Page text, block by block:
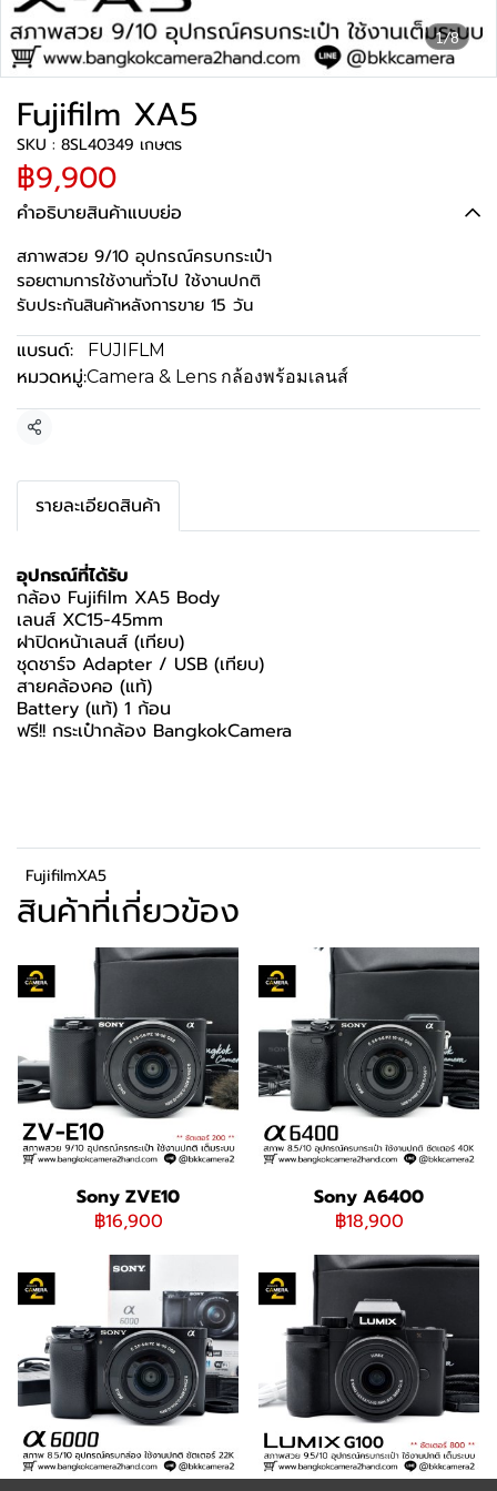
1/8
Fujifilm XA5
SKU : 8SL40349 เกษตร
฿9,900
คำอธิบายสินค้าแบบย่อ
สภาพสวย 9/10 อุปกรณ์ครบกระเป๋า
รอยตามการใช้งานทั่วไป ใช้งานปกติ
รับประกันสินค้าหลังการขาย 15 วัน
แบรนด์: FUJIFLM
หมวดหมู่:Camera & Lens กล้องพร้อมเลนส์
แชร์
รายละเอียดสินค้า
อุปกรณ์ที่ได้รับ
กล้อง Fujifilm XA5 Body
เลนส์ XC15-45mm
ฝาปิดหน้าเลนส์ (เทียบ)
ชุดชาร์จ Adapter / USB (เทียบ)
สายคล้องคอ (แท้)
Battery (แท้) 1 ก้อน
ฟรี!! กระเป๋ากล้อง BangkokCamera
FujifilmXA5
สินค้าที่เกี่ยวข้อง
Sony ZVE10
฿16,900
Sony A6400
฿18,900